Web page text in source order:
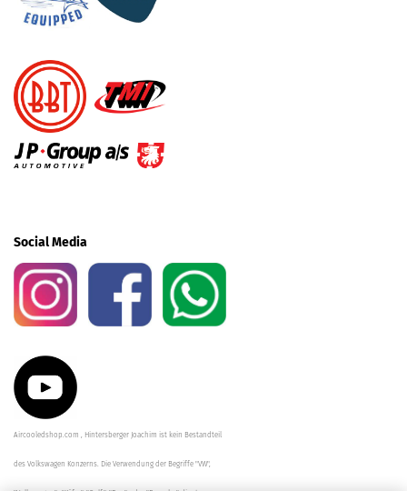
Social Media
Aircooledshop.com , Hintersberger Joachim ist kein Bestandteil
des Volkswagen Konzerns. Die Verwendung der Begriffe "VW",